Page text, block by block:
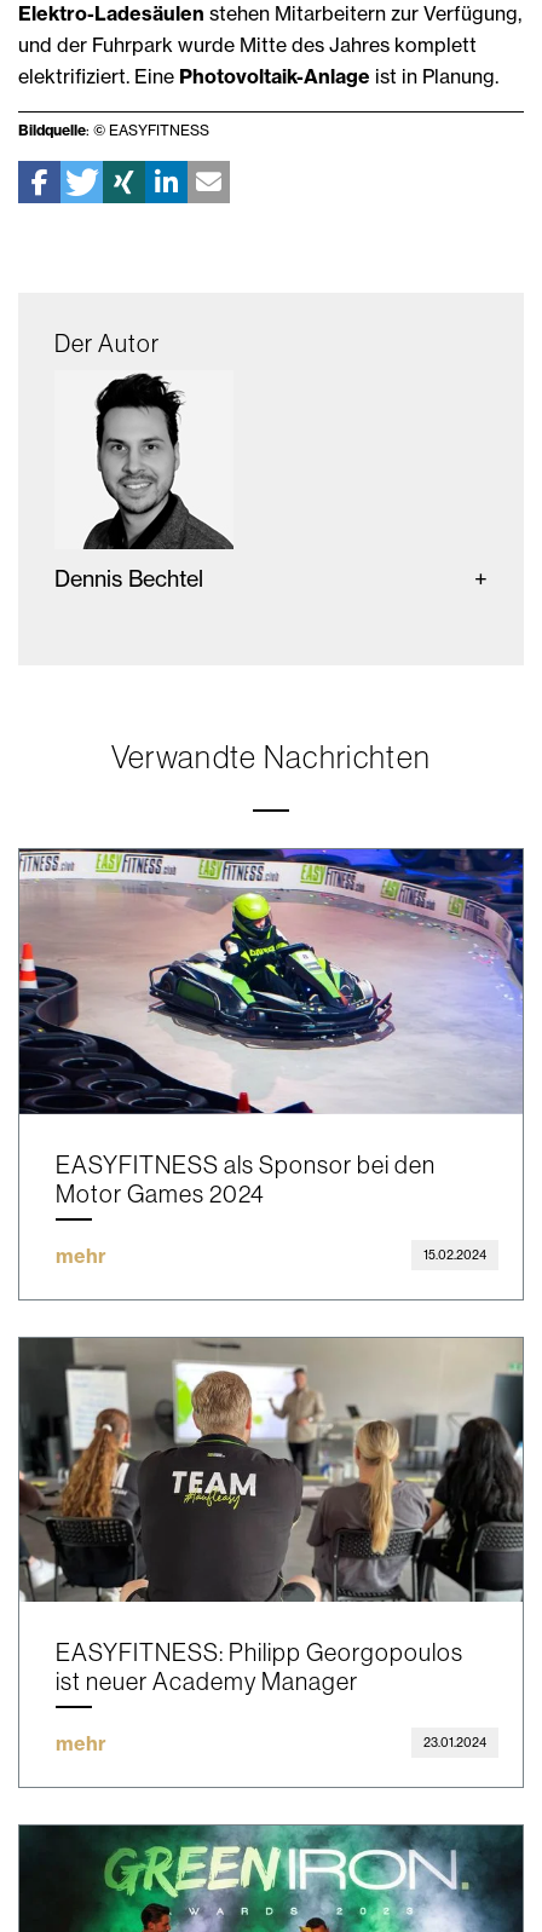
Elektro-Ladesäulen stehen Mitarbeitern zur Verfügung,
und der Fuhrpark wurde Mitte des Jahres komplett
elektrifiziert. Eine Photovoltaik-Anlage ist in Planung.
Bildquelle: © EASYFITNESS
Der Autor
Dennis Bechtel
Verwandte Nachrichten
EASYFITNESS als Sponsor bei den
Motor Games 2024
mehr 15.02.2024
EASYFITNESS: Philipp Georgopoulos
ist neuer Academy Manager
mehr 23.01.2024